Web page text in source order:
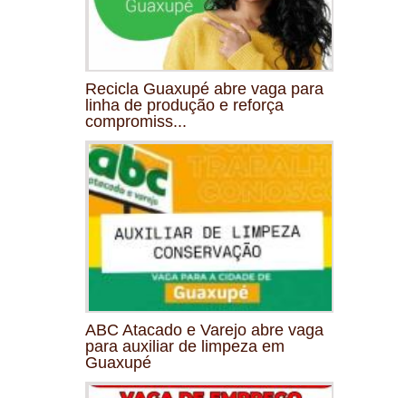
Recicla Guaxupé abre vaga para
linha de produção e reforça
compromiss...
ABC Atacado e Varejo abre vaga
para auxiliar de limpeza em
Guaxupé